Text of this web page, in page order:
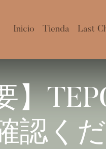
Inicio Tienda Last
】
認く